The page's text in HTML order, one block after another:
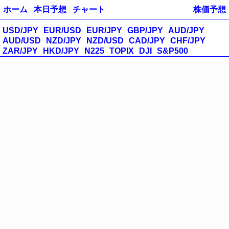
株価予想
ホーム 本日予想 チャート
USD/JPY EUR/USD EUR/JPY GBP/JPY AUD/JPY
AUD/USD
NZD/JPY NZD/USD CAD/JPY CHF/JPY
ZAR/JPY
HKD/JPY N225 TOPIX DJI S&P500